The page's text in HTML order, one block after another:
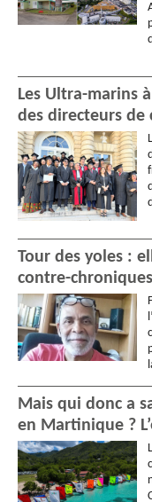
Les Ultra-marins
des directeurs de
Tour des yoles :
contre-
Mais qui donc a
en Martinique ?